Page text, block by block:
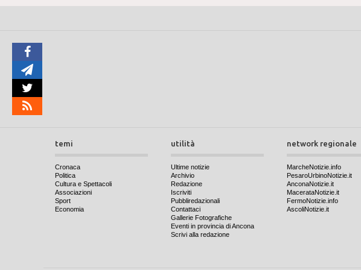
temi
Cronaca
Politica
Cultura e Spettacoli
Associazioni
Sport
Economia
utilità
Ultime notizie
Archivio
Redazione
Iscriviti
Pubbliredazionali
Contattaci
Gallerie Fotografiche
Eventi in provincia di Ancona
Scrivi alla redazione
network regionale
MarcheNotizie.info
PesaroUrbinoNotizie.it
AnconaNotizie.it
MacerataNotizie.it
FermoNotizie.info
AscoliNotizie.it